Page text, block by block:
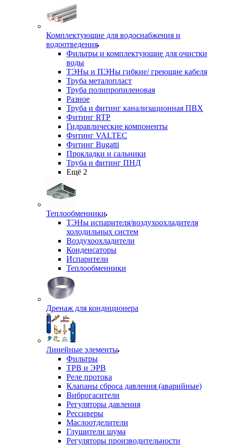
Комплектующие для водоснабжения и
водоотведения
Фильтры и комплектующие для очистки
воды
ТЭНы и ПЭНы гибкие/ греющие кабеля
Труба металопласт
Труба полипропиленовая
Разное
Труба и фитинг канализационная ПВХ
Фитинг RTP
Гидравлические компоненты
Фитинг VALTEC
Фитинг Bugatti
Прокладки и сальники
Труба и фитинг ПНД
Ещё 2
Теплообменники
ТЭНы испарителя/воздухоохладителя
холодильных систем
Воздухоохладители
Конденсаторы
Испарители
Теплообменники
Дренаж для кондиционера
Линейные элементы
Фильтры
ТРВ и ЭРВ
Реле протока
Клапаны сброса давления (аварийные)
Виброгасители
Регуляторы давления
Рессиверы
Маслоотделители
Глушители шума
Регуляторы производительности